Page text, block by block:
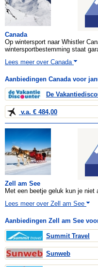
Canada
Op wintersport naar Whistler
wintersportbestemming staat
Lees meer over Canada
Aanbiedingen Canada voor
De
v.a. € 484,00
Zell am See
Met een beetje geluk kun je
Lees meer over Zell am See
Aanbiedingen Zell am See
Summit Travel
Sunweb